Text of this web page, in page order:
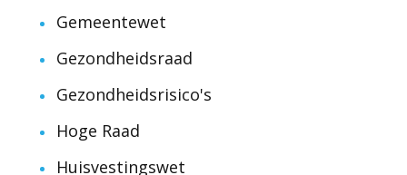
Gemeentewet
Gezondheidsraad
Gezondheidsrisico's
Hoge Raad
Huisvestingswet